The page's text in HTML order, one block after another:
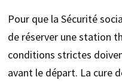
Pour que la Sécurité
de réserver une station
conditions strictes
avant le départ. La cure